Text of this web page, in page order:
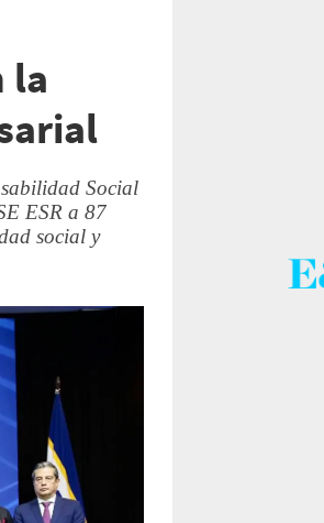
la
Social
ESR a 87
social y